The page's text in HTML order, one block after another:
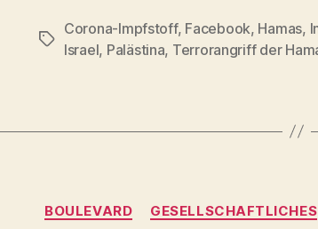
Schlagwörter
Corona-Impfstoff, Facebook, Hamas,
Israel, Palästina, Terrorangriff der
BOULEVARD GESELLSCHAFTLICHES